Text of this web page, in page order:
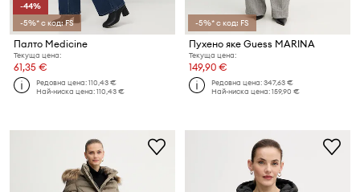
-44%
-5%* с код: FS
Палто Medicine
Текуща цена:
61,35 €
Редовна цена:110,43 €
Най-ниска цена:110,43 €
-5%* с код: FS
Пухено яке Guess MARINA
Текуща цена:
149,90 €
Редовна цена:347,63 €
Най-ниска цена:159,90 €